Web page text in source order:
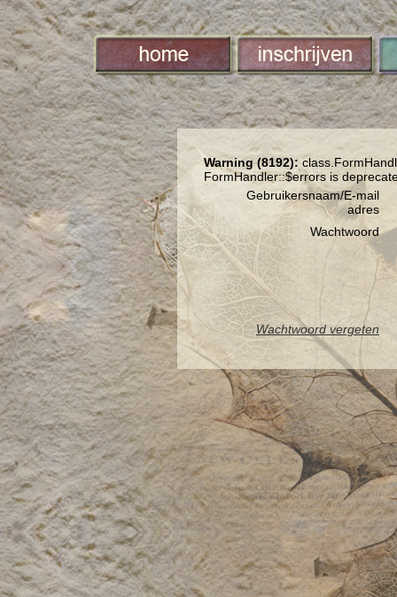
Warning (8192):
FormHandler::$errors is
Gebruikersnaam/E-mail
adres
Wachtwoord
Wachtwoord vergeten